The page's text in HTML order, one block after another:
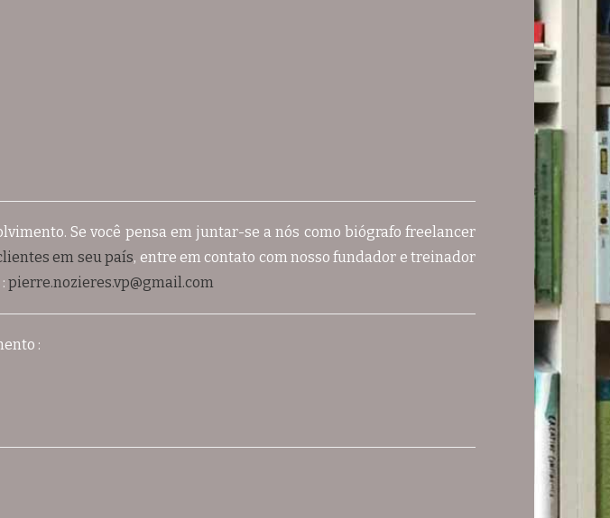
Se você pensa em juntar-se a nós como biógrafo freelancer
em seu país, entre em contato com nosso fundador e treinador
pierre.nozieres.vp@gmail.com
: